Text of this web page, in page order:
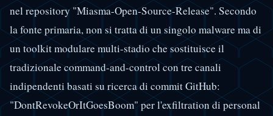
nel repository "Miasma-Open-Source-Release". Secondo
la fonte primaria, non si tratta di un singolo malware ma di
un toolkit modulare multi-stadio che sostituisce il
tradizionale command-and-control con tre canali
indipendenti basati su ricerca di commit GitHub:
"DontRevokeOrItGoesBoom" per l'exfiltration di personal